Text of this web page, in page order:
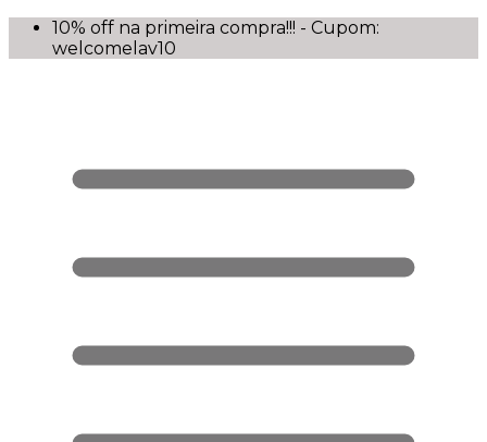
10% off na primeira compra!!! - Cupom:
welcomelav10